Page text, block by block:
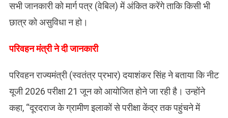
सभी जानकारी को मार्ग पत्र (वेबिल) में अंकित करेंगे ताकि किसी भी
छात्र को असुविधा न हो।
​परिवहन मंत्री ने दी जानकारी
परिवहन राज्यमंत्री (स्वतंत्र प्रभार) दयाशंकर सिंह ने बताया कि नीट
यूजी 2026 परीक्षा 21 जून को आयोजित होने जा रही है। उन्होंने
कहा, “दूरदराज के ग्रामीण इलाकों से परीक्षा केंद्र तक पहुंचने में